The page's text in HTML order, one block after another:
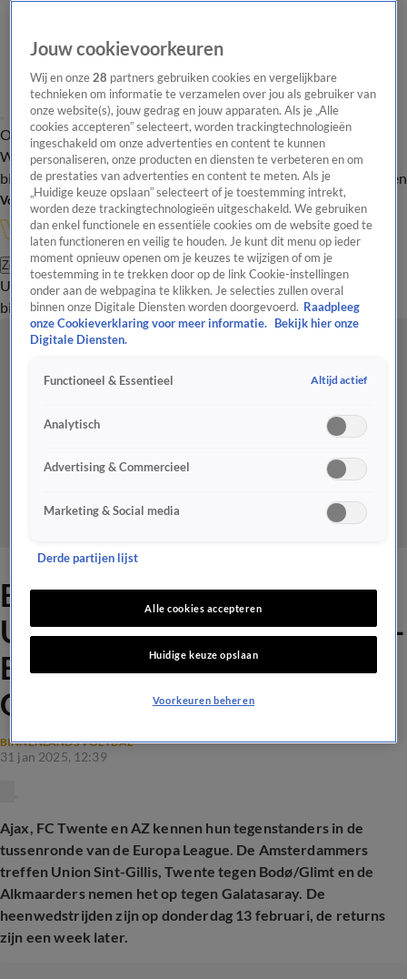
Overzicht Onze programma's Uitzendingen Onze gezichten
In de
WandelgangenInterviewsUitzending
bijwonenPodcastShopVeelgestelde vragenKijkersvraag insturen
Volg Vandaag Inside
Zoeken
UitzendingenVandaag InsideDe OranjezomerShopUitzending
bijwonen
Europa League-loting: Ajax -
Union Sint-Gillis, FC Twente -
Bodø/Glimt en AZ -
Galatasaray
BINNENLANDS VOETBAL
31 jan 2025, 12:39
Ajax, FC Twente en AZ kennen hun tegenstanders in de
tussenronde van de Europa League. De Amsterdammers
treffen Union Sint-Gillis, Twente tegen Bodø/Glimt en de
Alkmaarders nemen het op tegen Galatasaray. De
heenwedstrijden zijn op donderdag 13 februari, de returns
zijn een week later.
Jouw cookievoorkeuren
Wij en onze28 partners gebruiken cookies en vergelijkbare
technieken om informatie te verzamelen over jou als gebruiker van
onze website(s), jouw gedrag en jouw apparaten. Als je „Alle
cookies accepteren” selecteert, worden trackingtechnologieën
ingeschakeld om onze advertenties en content te kunnen
personaliseren, onze producten en diensten te verbeteren en om
de prestaties van advertenties en content te meten. Als je
„Huidige keuze opslaan” selecteert of je toestemming intrekt,
worden deze trackingtechnologieën uitgeschakeld. We gebruiken
dan enkel functionele en essentiële cookies om de website goed te
laten functioneren en veilig te houden. Je kunt dit menu op ieder
moment opnieuw openen om je keuzes te wijzigen of om je
toestemming in te trekken door op de link Cookie-instellingen
onder aan de webpagina te klikken. Je selecties zullen overal
binnen onze Digitale Diensten worden doorgevoerd. Raadpleeg
onze Cookieverklaring voor meer informatie.
Bekijk hier onze
Digitale Diensten.
Functioneel & Essentieel Altijd actief
Analytisch
Advertising & Commercieel
Marketing & Social media
Derde partijen lijst
Alle cookies accepteren
Huidige keuze opslaan
Voorkeuren beheren